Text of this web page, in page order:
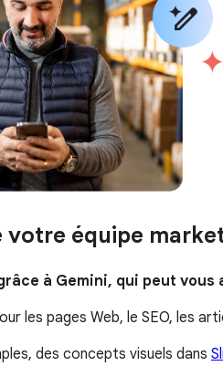
votre équipe
à Gemini, qui peut vous
les pages Web, le SEO, les
des concepts visuels dans